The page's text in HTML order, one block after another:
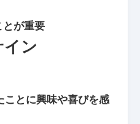
とが重要
イン
ことに興味や喜びを感